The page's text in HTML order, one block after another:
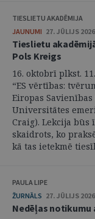
TIESLIETU AKADĒMIJA
JAUNUMI 27. JŪLIJS
Tieslietu
Pols Kreigs
16. oktobrī plkst.
“ES vērtības:
Eiropas
Universitātes
Craig). Lekcija
skaidrots, ko
kā tas ietekmē
PAULA LIPE
ŽURNĀLS 27. JŪLIJS
Nedēļas notikumu